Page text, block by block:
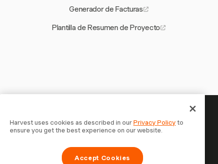
Generador de Facturas
Plantilla de Resumen de Proyecto
Tu tiempo merece ser registrado —
empieza ahora
Únete a más de 70.000 empresas que registran tiempo,
facturan a clientes y cobran más rápido con Harvest.
Harvest uses cookies as described in ourPrivacy Policyto
ensure you get the best experience on our website.
Accept Cookies